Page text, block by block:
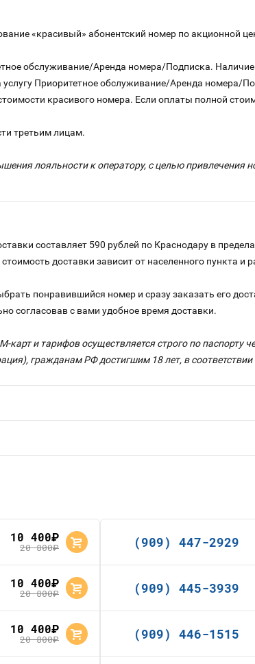
«красивый» абонентский номер по акционной
обслуживание/Аренда номера/Подписка.
услугу Приоритетное обслуживание/Аренда номера/
красивого номера. Если оплаты полной
третьим лицам.
лояльности к оператору, с целью привлечения
составляет 590 рублей по Краснодару в
доставки зависит от населенного пункта
понравившийся номер и сразу заказать его
согласовав с вами удобное время доставки.
карт и тарифов осуществляется строго по
гражданам РФ достигшим 18 лет, в
10 400руб.
20 800руб. (909) 447-2929
10 400руб.
20 800руб. (909) 445-3939
10 400руб.
20 800руб. (909) 446-1515